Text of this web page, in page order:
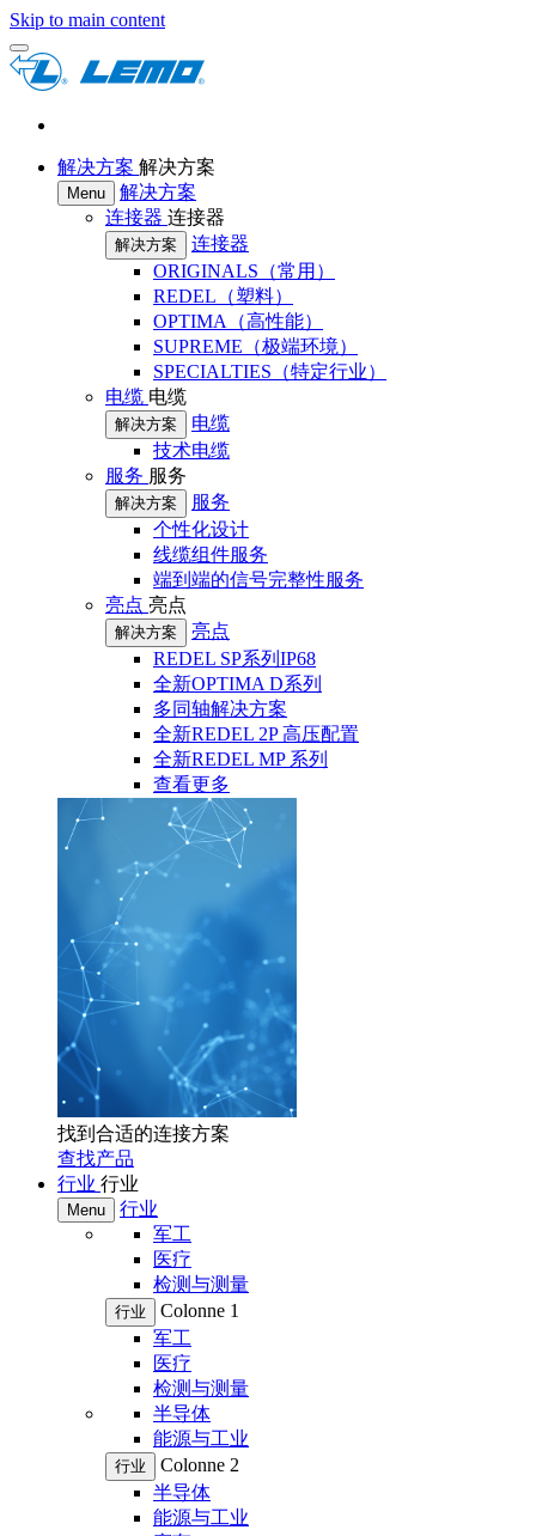
Skip to main content
解决方案 解决方案
Menu
解决方案
连接器 连接器
解决方案
连接器
ORIGINALS（常用）
REDEL（塑料）
OPTIMA（高性能）
SUPREME（极端环境）
SPECIALTIES（特定行业）
电缆 电缆
解决方案
电缆
技术电缆
服务 服务
解决方案
服务
个性化设计
线缆组件服务
端到端的信号完整性服务
亮点 亮点
解决方案
亮点
REDEL SP系列IP68
全新OPTIMA D系列
多同轴解决方案
全新REDEL 2P 高压配置
全新REDEL MP 系列
查看更多
找到合适的连接方案
查找产品
行业 行业
Menu
行业
军工
医疗
检测与测量
行业
Colonne 1
军工
医疗
检测与测量
半导体
能源与工业
行业
Colonne 2
半导体
能源与工业